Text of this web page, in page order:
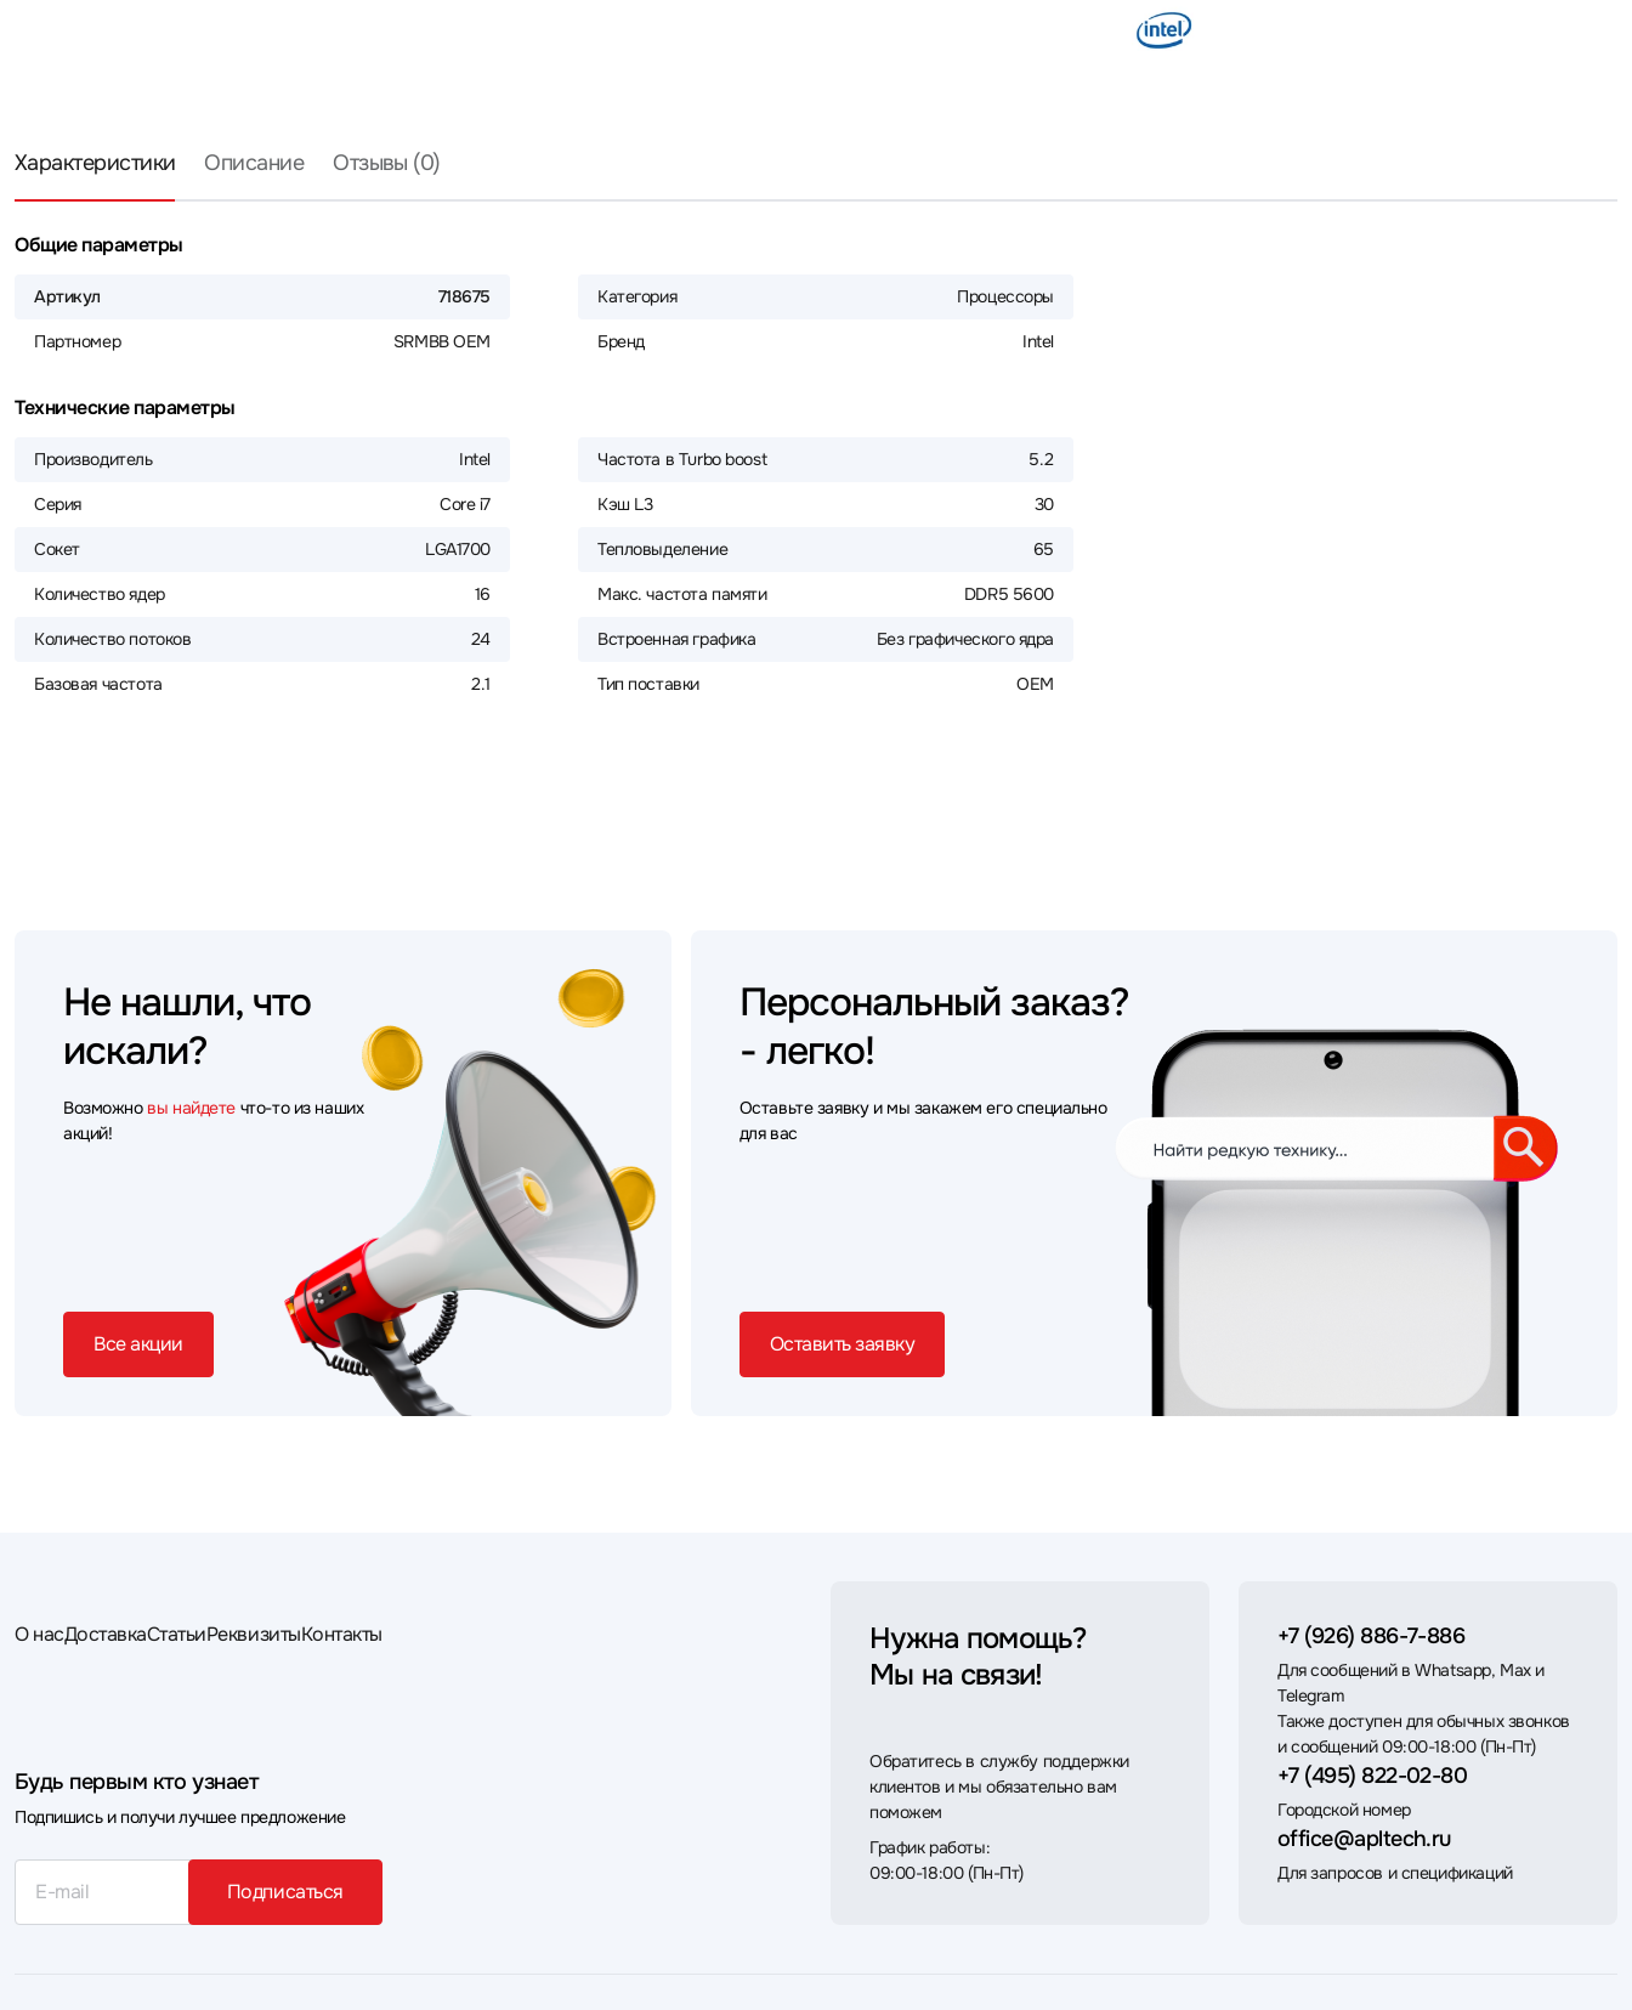
Характеристики Описание Отзывы (0)
Общие параметры
Артикул 718675
Партномер SRMBB OEM
Категория Процессоры
Бренд Intel
Технические параметры
Производитель Intel
Серия Core i7
Сокет LGA1700
Количество ядер 16
Количество потоков 24
Базовая частота 2.1
Частота в Turbo boost 5.2
Кэш L3 30
Тепловыделение 65
Макс. частота памяти DDR5 5600
Встроенная графика Без графического ядра
Тип поставки OEM
Не нашли, что
искали?
Возможно вы найдете что-то из наших
акций!
Все акции
Персональный заказ?
- легко!
Оставьте заявку и мы закажем его специально
для вас
Оставить заявку
О насДоставкаСтатьиРеквизитыКонтакты
Будь первым кто узнает
Подпишись и получи лучшее предложение
Подписаться
Нужна помощь?
Мы на связи!
Обратитесь в службу поддержки
клиентов и мы обязательно вам
поможем
График работы:
09:00-18:00 (Пн-Пт)
+7 (926) 886-7-886
Для сообщений в Whatsapp, Max и
Telegram
Также доступен для обычных звонков
и сообщений 09:00-18:00 (Пн-Пт)
+7 (495) 822-02-80
Городской номер
office@apltech.ru
Для запросов и спецификаций